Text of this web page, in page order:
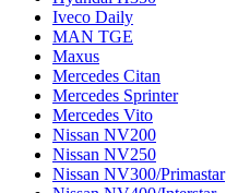
Iveco Daily
MAN TGE
Maxus
Mercedes Citan
Mercedes Sprinter
Mercedes Vito
Nissan NV200
Nissan NV250
Nissan NV300/Primastar